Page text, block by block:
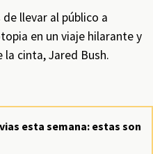
llevar al público a
en un viaje hilarante y
la cinta, Jared Bush.
esta semana: estas son